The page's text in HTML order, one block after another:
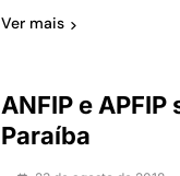
Ver mais
ANFIP e
Paraíba